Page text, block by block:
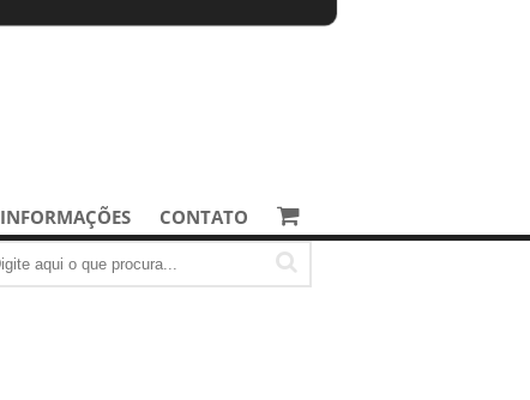
INFORMAÇÕES CONTATO